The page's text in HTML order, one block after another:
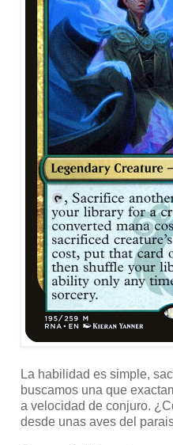
La habilidad es simple,
buscamos una que
a velocidad de conjuro.
desde unas aves del